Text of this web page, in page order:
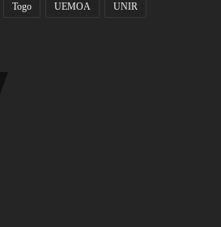
Togo UEMOA UNIR